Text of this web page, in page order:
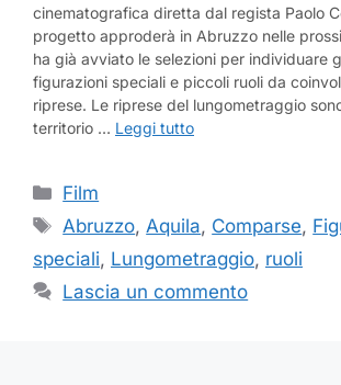
cinematografica diretta dal regista Paolo
progetto approderà in Abruzzo nelle
ha già avviato le selezioni per individuare
figurazioni speciali e piccoli ruoli da
riprese. Le riprese del lungometraggio
territorio … Leggi tutto
Categorie
Film
Tag
Abruzzo, Aquila, Comparse,
speciali, Lungometraggio, ruoli
Lascia un commento